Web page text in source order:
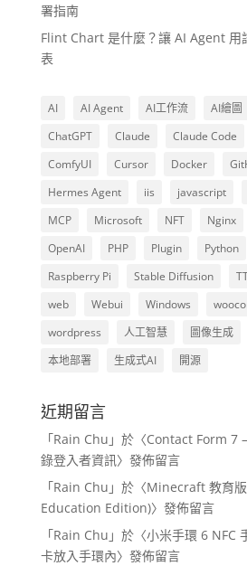
署指南
Flint Chart 是什麼？讓 AI Agent 用
表
AI AI Agent AI工作流 AI繪圖
ChatGPT
Claude Claude Code
ComfyUI
Cursor Docker
Hermes Agent
iis javascript
MCP
Microsoft NFT Nginx
OpenAI
PHP Plugin Python
Raspberry Pi
Stable Diffusion
web
Webui Windows
wordpress
人工智慧 圖像生成
本地部署
生成式AI 開源
近期留言
「Rain Chu 」於〈Contact Form 7
錄登入者資訊〉發佈留言
「Rain Chu 」於〈Minecraft 教育
Education Edition)〉發佈留言
「Rain Chu 」於〈小米手環 6 NFC
卡放入手環內〉發佈留言